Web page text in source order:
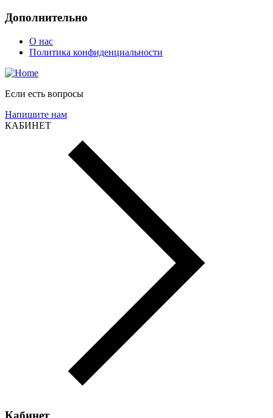
Дополнительно
О нас
Политика конфиденциальности
Если есть вопросы
Напишите нам
КАБИНЕТ
Кабинет